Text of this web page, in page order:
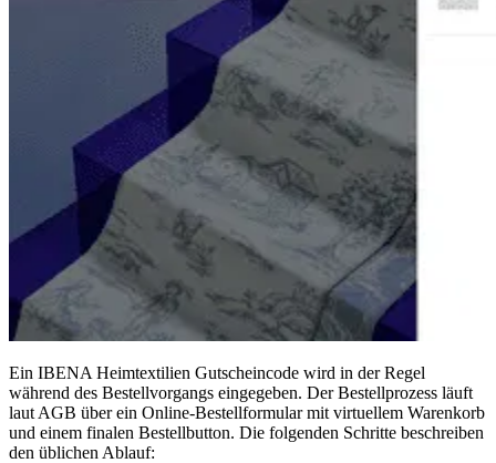
Ein IBENA Heimtextilien Gutscheincode wird in der Regel
während des Bestellvorgangs eingegeben. Der Bestellprozess läuft
laut AGB über ein Online-Bestellformular mit virtuellem Warenkorb
und einem finalen Bestellbutton. Die folgenden Schritte beschreiben
den üblichen Ablauf: